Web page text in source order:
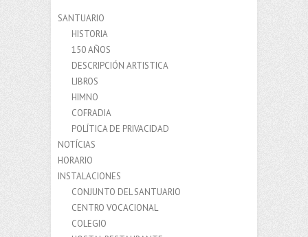
SANTUARIO
HISTORIA
150 AÑOS
DESCRIPCIÓN ARTISTICA
LIBROS
HIMNO
COFRADIA
POLÍTICA DE PRIVACIDAD
NOTÍCIAS
HORARIO
INSTALACIONES
CONJUNTO DEL SANTUARIO
CENTRO VOCACIONAL
COLEGIO